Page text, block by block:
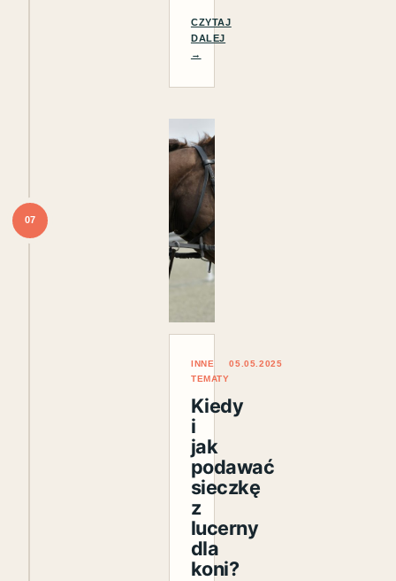
CZYTAJ
DALEJ
→
07
INNE
TEMATY
05.05.2025
Kiedy
i
jak
podawać
sieczkę
z
lucerny
dla
koni?